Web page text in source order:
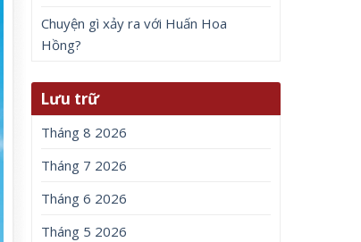
Chuyện gì xảy ra với Huấn Hoa
Hồng?
Lưu trữ
Tháng 8 2026
Tháng 7 2026
Tháng 6 2026
Tháng 5 2026